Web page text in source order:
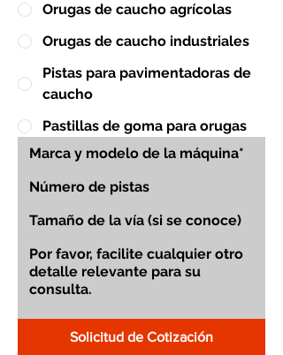
Orugas de caucho agrícolas
Orugas de caucho industriales
Pistas para pavimentadoras de
caucho
Pastillas de goma para orugas
Solicitud de Cotización